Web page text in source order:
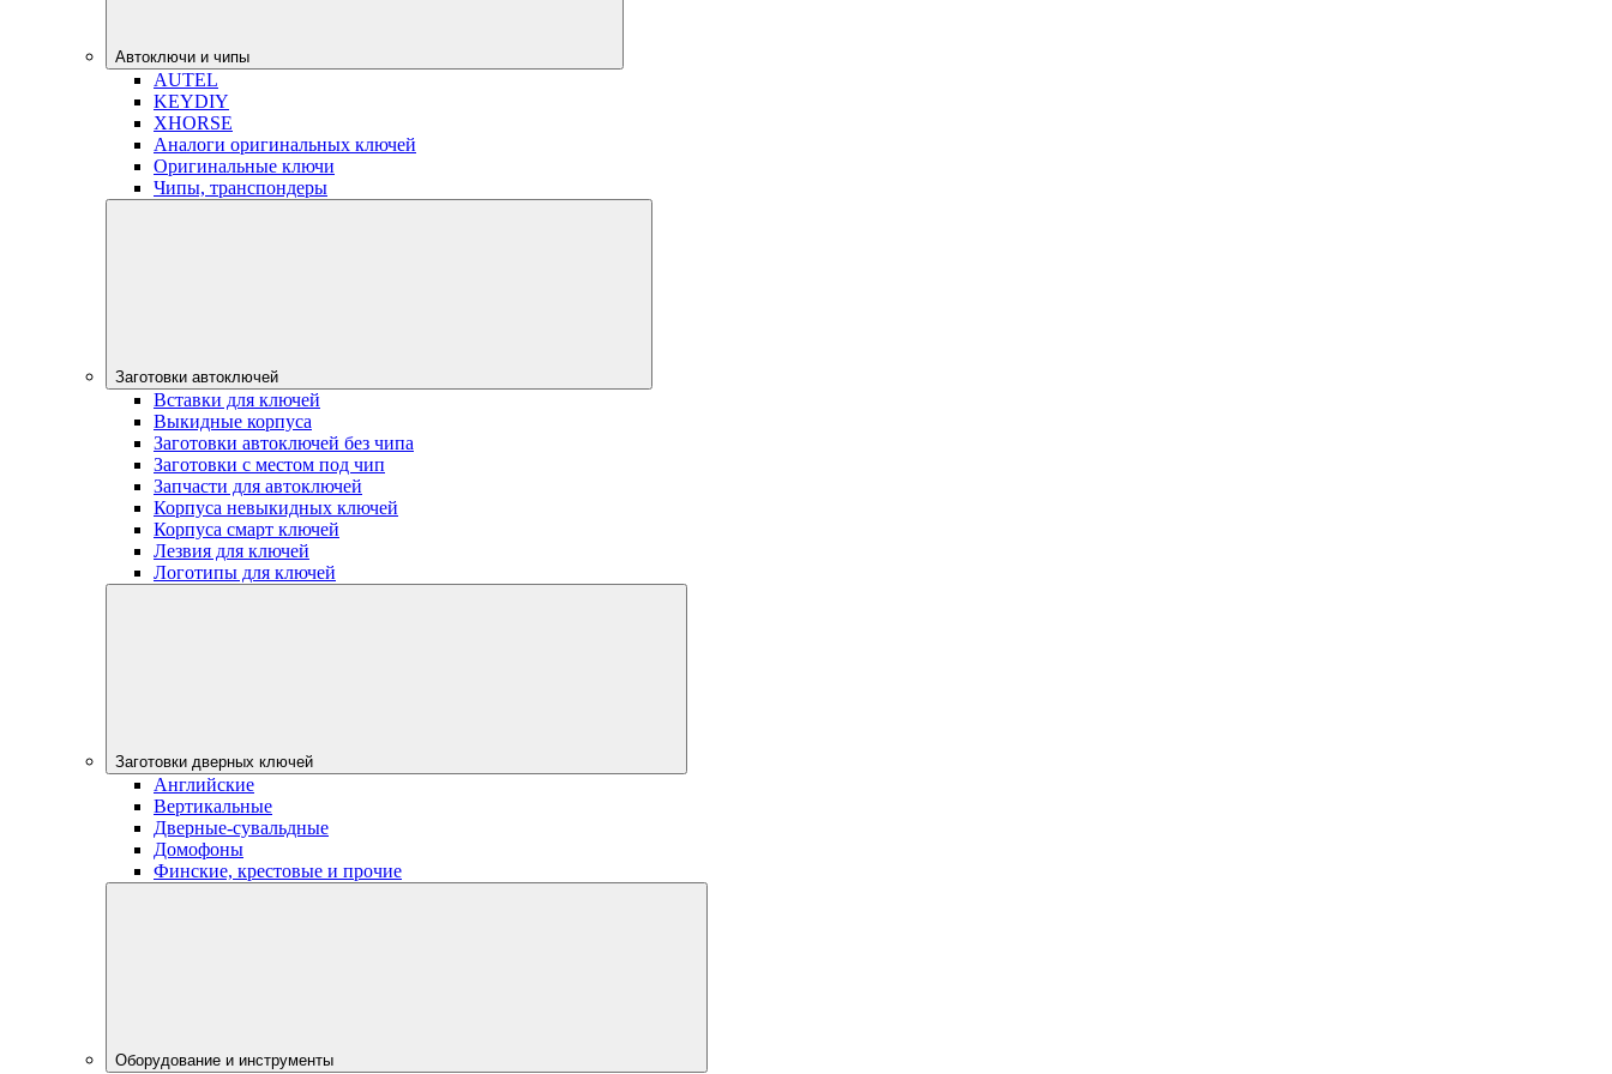
Автоключи и чипы
AUTEL
KEYDIY
XHORSE
Аналоги оригинальных ключей
Оригинальные ключи
Чипы, транспондеры
Заготовки автоключей
Вставки для ключей
Выкидные корпуса
Заготовки автоключей без чипа
Заготовки с местом под чип
Запчасти для автоключей
Корпуса невыкидных ключей
Корпуса смарт ключей
Лезвия для ключей
Логотипы для ключей
Заготовки дверных ключей
Английские
Вертикальные
Дверные-сувальдные
Домофоны
Финские, крестовые и прочие
Оборудование и инструменты